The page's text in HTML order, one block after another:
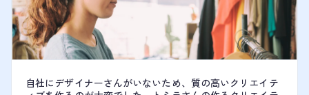
自社にデザイナーさんがいないため、質の高いクリエイテ